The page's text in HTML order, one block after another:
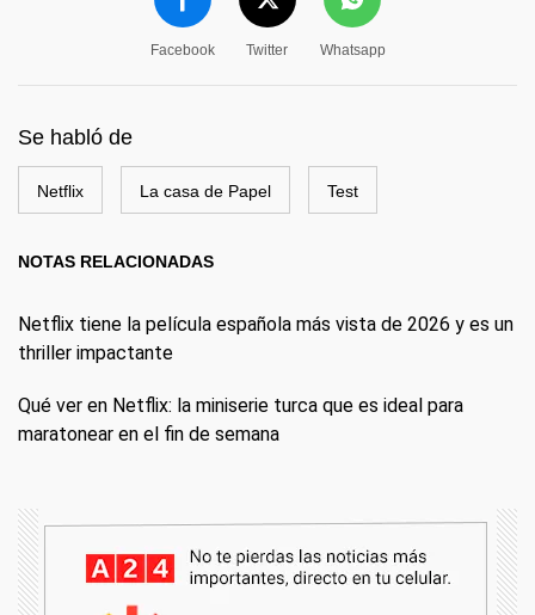
Facebook Twitter Whatsapp
Se habló de
Netflix La casa de Papel Test
NOTAS RELACIONADAS
Netflix tiene la película española más vista de 2026 y es un
thriller impactante
Qué ver en Netflix: la miniserie turca que es ideal para
maratonear en el fin de semana